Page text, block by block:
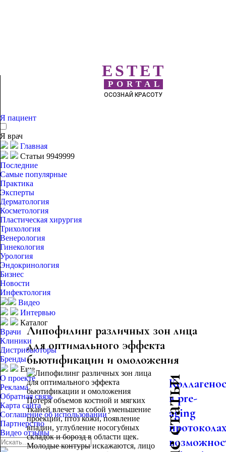
ESTET
PORTAL
ОСОЗНАЙ КРАСОТУ
Я пациент
Я врач
Главная
Статьи 9949999
Последние
Самые популярные
Практика
Эксперты
Дерматология
Косметология
Пластическая хирургия
Трихология
Венерология
Гинекология
Урология
Эндокринология
Бизнес
Новости
Инфектология
Видео
Интервью
Каталог
Врачи
Клиники
Дистрибьюторы
Бренды
Еще
О проекте
Реклама
Обратная связь
Карта сайта
Соглашение об использовании
Партнерство
Видео отзывы
Липофилинг различных зон лица
для оптимального эффекта
бьютификации и омоложения
Потеря объемов костной и мягких
тканей влечет за собой уменьшение
проекции, птоз кожи, появление
впадин, углубление носогубных
складок и борозд в области щек.
Молодые контуры искажаются, лицо
в pre-
aging